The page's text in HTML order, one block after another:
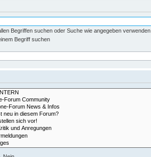
Begriffen suchen oder Suche wie angegeben verwenden
Begriff suchen